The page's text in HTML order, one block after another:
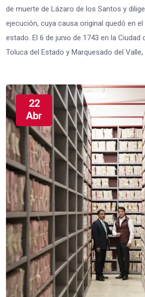
de muerte de Lázaro de los Santos y
ejecución, cuya causa original quedó en
estado. El 6 de junio de 1743 en la Ciudad
Toluca del Estado y Marquesado del Valle,
22
Abr